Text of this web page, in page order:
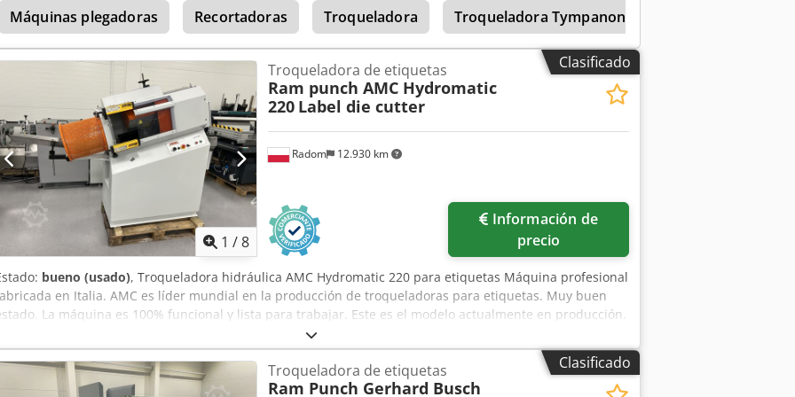
Máquinas plegadoras
Recortadoras Troqueladora Troqueladora Tympanon Handbuch
Clasificado
1 /8
Radom 12.930 km
Troqueladora de etiquetas
Ram punch AMC Hydromatic
220 Label die cutter
precio
bueno (usado), Troqueladora hidráulica AMC Hydromatic 220 para etiquetas Máquina profesional
en Italia. AMC es líder mundial en la producción de troqueladoras para etiquetas. Muy buen
La máquina es 100% funcional y lista para trabajar. Este es el modelo actualmente en producción.
Dsdpfxszmu I Ho Agvokr Especificaciones técnicas: Formato máximo: 220 x 220 mm Ciclos: 18/min
900.000 hojas/h Peso: 700 kg La máquina está equipada con unidad hidráulica de cambio
rápido. Barreras fotoeléctricas de seguridad. Mesa de alimentación ajustable en todas las direcciones.
Dos modos de operación: semiautomático y manual. Cola en la entrega.
Clasificado
Troqueladora de etiquetas
Ram Punch Gerhard Busch